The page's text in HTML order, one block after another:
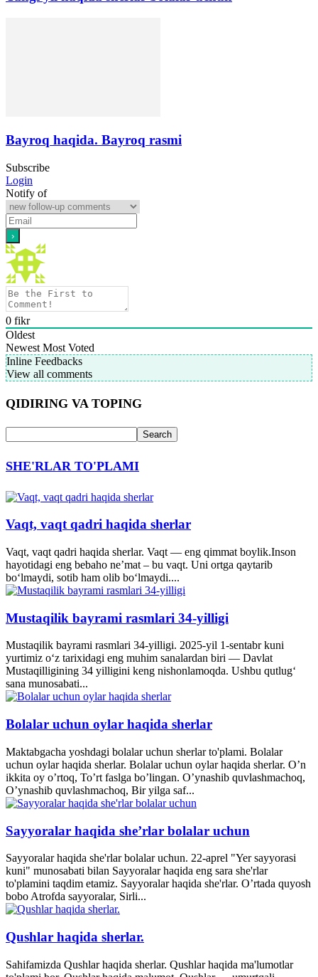
Bayroq haqida. Bayroq rasmi
Subscribe
Login
Notify of
0 fikr
Oldest
Newest Most Voted
Inline Feedbacks
View all comments
QIDIRING VA TOPING
SHE'RLAR TO'PLAMI
Vaqt, vaqt qadri haqida sherlar
Vaqt, vaqt qadri haqida sherlar. Vaqt — eng qimmat boylik.Inson
hayotidagi eng bebaho ne’mat – bu vaqt. Uni ortga qaytarib
bo‘lmaydi, sotib ham olib bo‘lmaydi....
Mustaqilik bayrami rasmlari 34-yilligi
Mustaqilik bayrami rasmlari 34-yilligi. 2025-yil 1-sentabr kuni
yurtimiz o‘z tarixidagi eng muhim sanalardan biri — Davlat
Mustaqilligining 34 yilligini keng nishonlamoqda. Ushbu qutlug‘
sana munosabati...
Bolalar uchun oylar haqida sherlar
Maktabgacha yoshdagi bolalar uchun sherlar to'plami. Bolalar
uchun oylar haqida sherlar. Bolalar uchun oylar haqida sherlar. O’n
ikkita oy o’rtoq, To’rt faslga bo’lingan. O’ynashib quvlashmachoq,
O’ynashib quvlashmachoq, Bir yilga saf...
Sayyoralar haqida she’rlar bolalar uchun
Sayyoralar haqida she'rlar bolalar uchun. 22-aprel "Yer sayyorasi
kuni" munosabati bilan Sayyoralar haqida eng sara she'rlar
to'plamini taqdim etamiz. Sayyoralar haqida she'rlar. O’rtada quyosh
bobo Atrofda sayyoralar, Sirli...
Qushlar haqida sherlar.
Sahifamizda Qushlar haqida sherlar. Qushlar haqida ma'lumotlar